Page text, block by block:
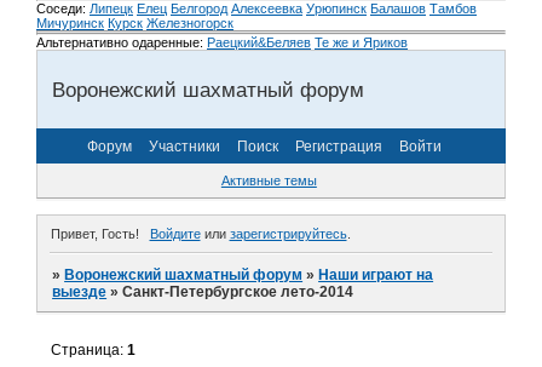
Соседи: Липецк Елец Белгород Алексеевка Урюпинск Балашов Тамбов
Мичуринск Курск Железногорск
Альтернативно одаренные: Раецкий&Беляев Те же и Яриков
Воронежский шахматный форум
Форум Участники Поиск Регистрация Войти
Активные темы
Привет, Гость! Войдитеили зарегистрируйтесь.
»Воронежский шахматный форум »Наши играют на
выезде »Санкт-Петербургское лето-2014
Страница:1